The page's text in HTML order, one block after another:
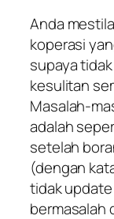
Anda
koperasi
supaya
kesulitan
Masalah-
adalah
setelah
(dengan
tidak
bermasalah